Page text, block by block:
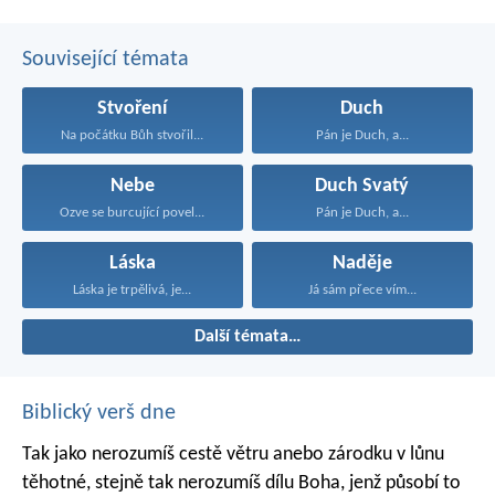
Související témata
Stvoření
Na počátku Bůh stvořil...
Duch
Pán je Duch, a...
Nebe
Ozve se burcující povel...
Duch Svatý
Pán je Duch, a...
Láska
Láska je trpělivá, je...
Naděje
Já sám přece vím...
Další témata…
Biblický verš dne
Tak jako nerozumíš cestě větru anebo zárodku v lůnu
těhotné, stejně tak nerozumíš dílu Boha, jenž působí to